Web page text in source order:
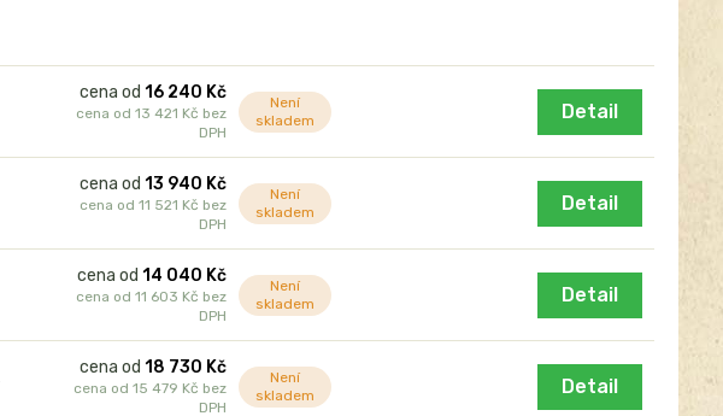
cena od 16 240 Kč
cena od 13 421 Kč bez
DPH
Není
skladem
Detail
cena od 13 940 Kč
cena od 11 521 Kč bez
DPH
Není
skladem
Detail
cena od 14 040 Kč
cena od 11 603 Kč bez
DPH
Není
skladem
Detail
cena od 18 730 Kč
cena od 15 479 Kč bez
DPH
Není
skladem
Detail